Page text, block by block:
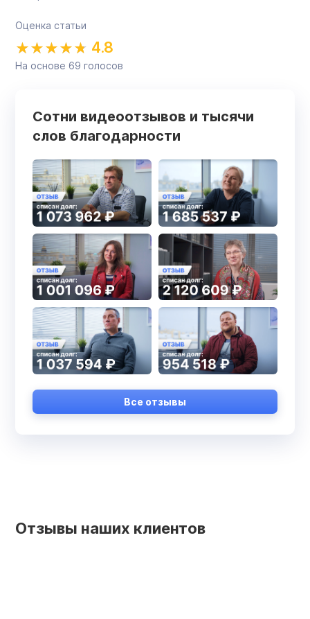
Оценка статьи
4.8
На основе 69 голосов
Сотни видеоотзывов и тысячи
слов благодарности
Все отзывы
Отзывы наших клиентов